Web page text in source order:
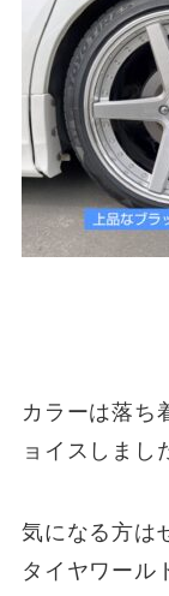
カラーは落ち
ョイスしまし
気になる方は
タイヤワール